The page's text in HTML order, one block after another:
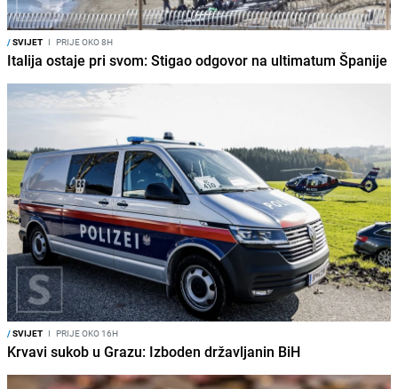
/SVIJET I PRIJE OKO 8H
Italija ostaje pri svom: Stigao odgovor na ultimatum Španije
/SVIJET I PRIJE OKO 16H
Krvavi sukob u Grazu: Izboden državljanin BiH